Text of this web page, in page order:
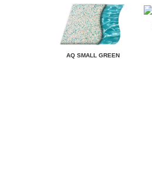
AQ SMALL GREEN